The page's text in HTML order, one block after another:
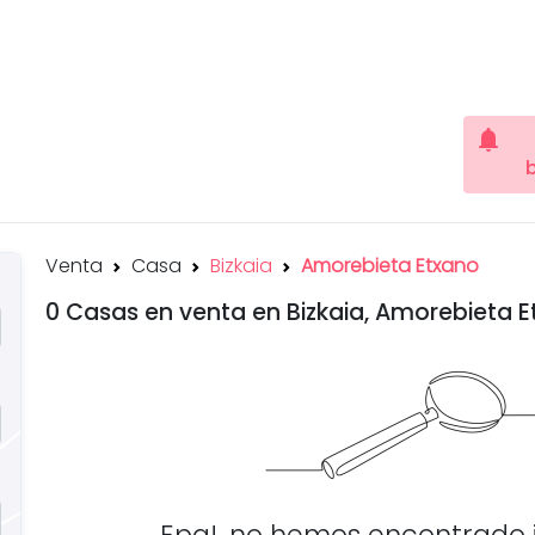
notifications
Venta Casa Bizkaia Amorebieta Etxano
0 Casas en venta en Bizkaia, Amorebieta